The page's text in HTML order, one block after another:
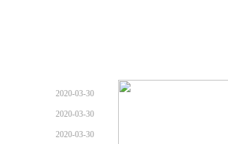
2020-03-30
2020-03-30
2020-03-30